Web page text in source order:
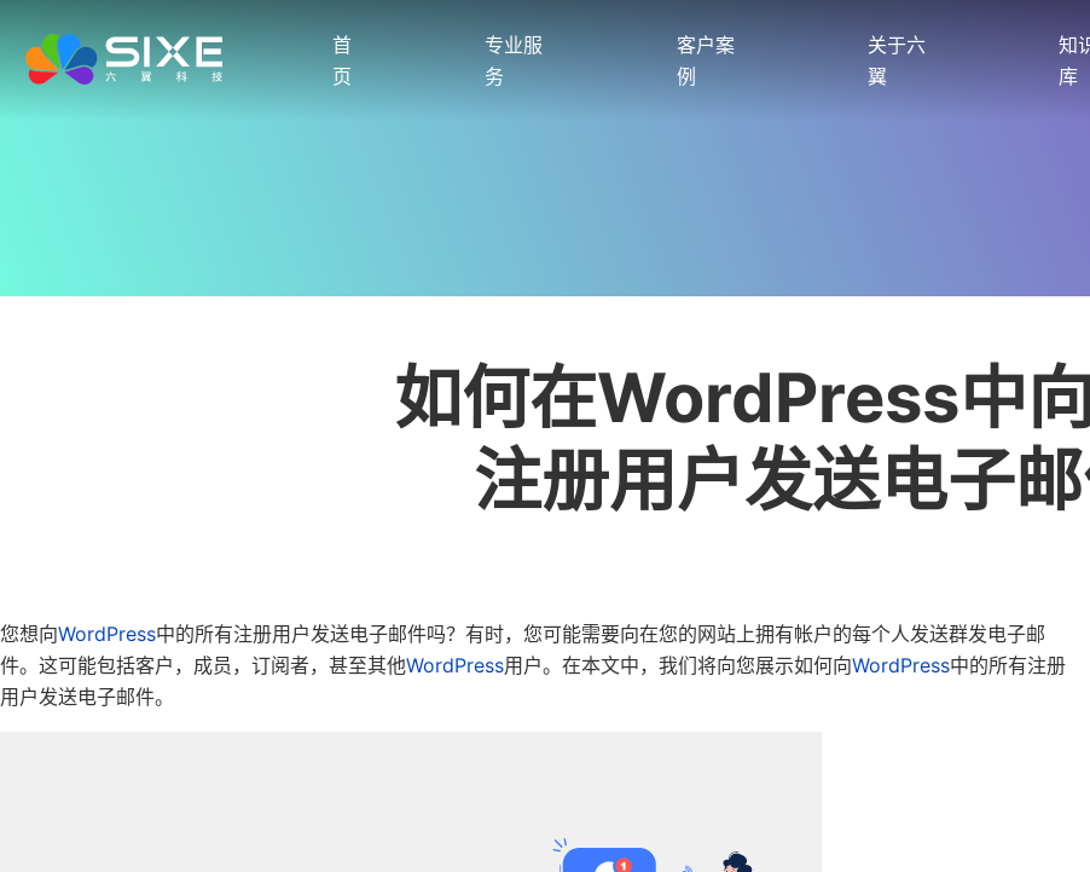
首
页
专业服
务
客户案
例
关于六
翼
知
库
如何在WordPress中
注册用户发送电子
您想向WordPress中的所有注册用户发送电子邮件吗？有时，您可能需要向在您的网站上拥有帐户的每个人发送群发电子邮
件。这可能包括客户，成员，订阅者，甚至其他WordPress用户。在本文中，我们将向您展示如何向WordPress中的所有注册
用户发送电子邮件。